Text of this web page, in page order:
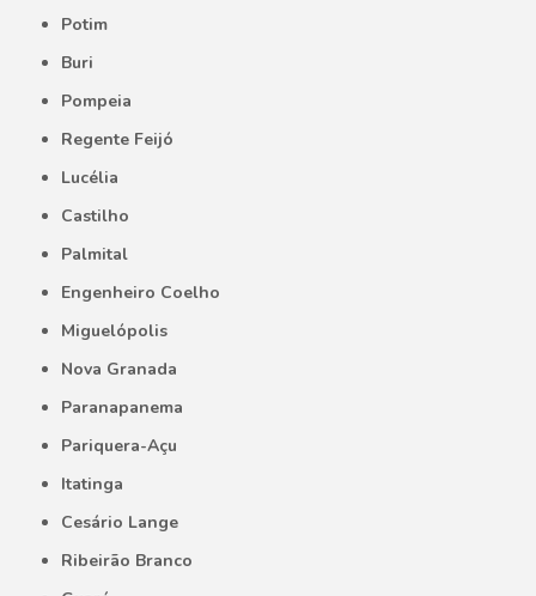
Potim
Buri
Pompeia
Regente Feijó
Lucélia
Castilho
Palmital
Engenheiro Coelho
Miguelópolis
Nova Granada
Paranapanema
Pariquera-Açu
Itatinga
Cesário Lange
Ribeirão Branco